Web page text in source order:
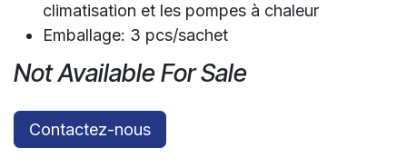
climatisation et les pompes à chaleur
Emballage: 3 pcs/sachet
Not Available For Sale
Contactez-nous